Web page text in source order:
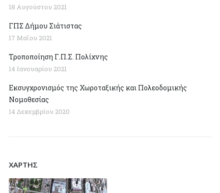
18 Αυγούστου 2021
ΓΠΣ Δήμου Σιάτιστας
17 Μαΐου 2021
Τροποποίηση Γ.Π.Σ. Πολίχνης
14 Ιανουαρίου 2021
Εκσυγχρονισμός της Χωροταξικής και Πολεοδομικής
Νομοθεσίας
14 Δεκεμβρίου 2020
ΧΑΡΤΗΣ